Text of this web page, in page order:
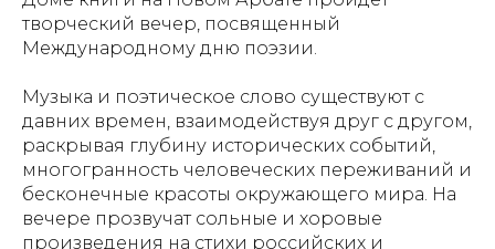
творческий вечер, посвященный
Международному дню поэзии.
Музыка и поэтическое слово существуют с
давних времен, взаимодействуя друг с другом,
раскрывая глубину исторических событий,
многогранность человеческих переживаний и
бесконечные красоты окружающего мира. На
вечере прозвучат сольные и хоровые
произведения на стихи российских и